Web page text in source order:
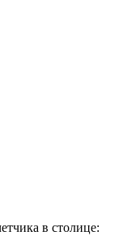
в столице: